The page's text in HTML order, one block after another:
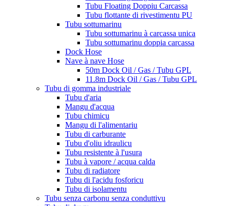
Tubu Floating Doppiu Carcassa
Tubu flottante di rivestimentu PU
Tubu sottumarinu
Tubu sottumarinu à carcassa unica
Tubu sottumarinu doppia carcassa
Dock Hose
Nave à nave Hose
50m Dock Oil / Gas / Tubu GPL
11.8m Dock Oil / Gas / Tubu GPL
Tubu di gomma industriale
Tubu d'aria
Mangu d'acqua
Tubu chimicu
Mangu di l'alimentariu
Tubu di carburante
Tubu d'oliu idraulicu
Tubu resistente à l'usura
Tubu à vapore / acqua calda
Tubu di radiatore
Tubu di l'acidu fosforicu
Tubu di isolamentu
Tubu senza carbonu senza conduttivu